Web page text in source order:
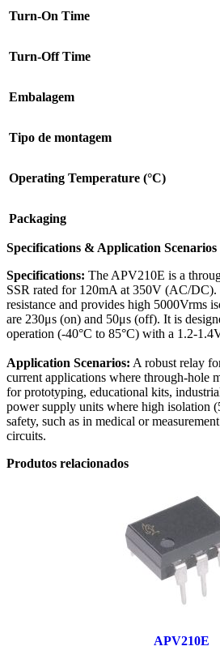
Turn-On Time
Turn-Off Time
Embalagem
Tipo de montagem
Operating Temperature (°C)
Packaging
Specifications & Application Scenarios
Specifications: The APV210E is a
SSR rated for 120mA at 350V (AC/DC).
resistance and provides high 5000Vrms
are 230μs (on) and 50μs (off). It is
operation (-40°C to 85°C) with a 1.2-
Application Scenarios: A robust relay
current applications where through-hole
for prototyping, educational kits,
power supply units where high isolation
safety, such as in medical or
circuits.
Produtos relacionados
APV210E